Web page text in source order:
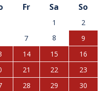
Fr Sa So
1
2
7 8
9
14 15
16
21 22
23
28 29
30